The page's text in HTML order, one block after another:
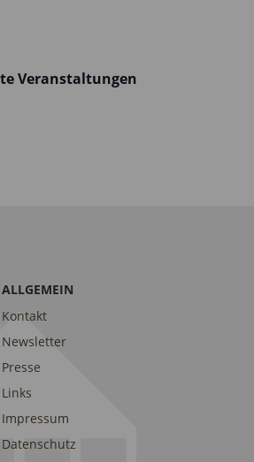
Veranstaltungen
ALLGEMEIN
Kontakt
Newsletter
Presse
Links
Impressum
Datenschutz